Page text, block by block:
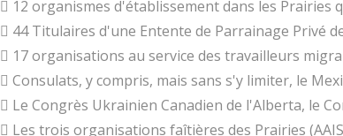
12 organismes d'établissement dans les Prairies
44 Titulaires d'une Entente de Parrainage Privé
17 organisations au service des travailleurs
Consulats, y compris, mais sans s'y limiter, le
Le Congrès Ukrainien Canadien de l'Alberta, le
Les trois organisations faîtières des Prairies